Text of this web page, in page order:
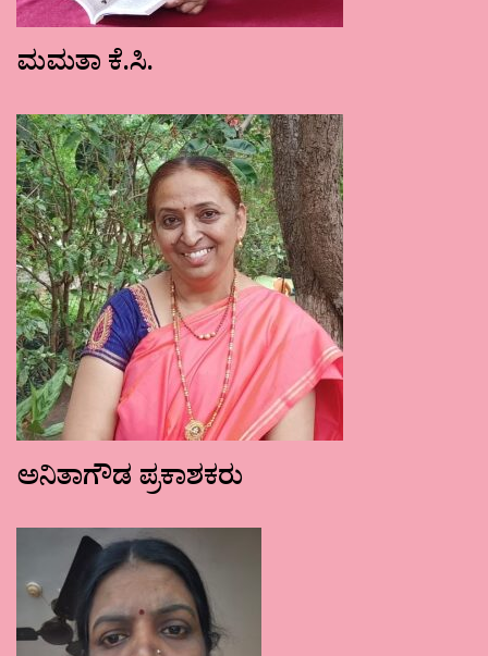
ಮಮತಾ ಕೆ.ಸಿ.
ಅನಿತಾಗೌಡ ಪ್ರಕಾಶಕರು